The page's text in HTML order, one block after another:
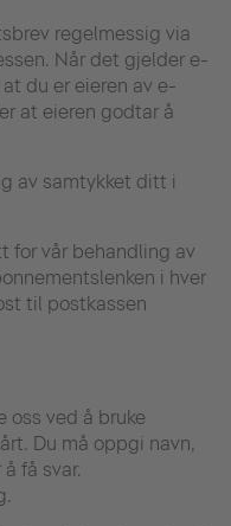
regelmessig via
Når det gjelder e-
du er eieren av e-
at eieren godtar å
av samtykket ditt i
for vår behandling av
i hver
til postkassen
oss ved å bruke
Du må oppgi navn,
få svar.